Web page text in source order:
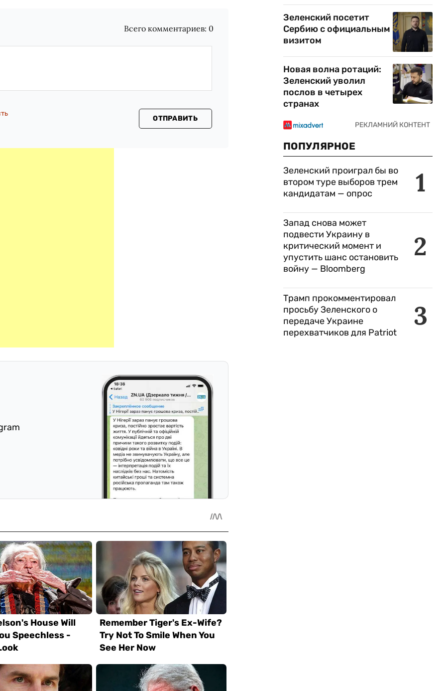
Всего комментариев: 0
ОТПРАВИТЬ
Зеленский посетит
Сербию с официальным
визитом
Новая волна ротаций:
Зеленский уволил
послов в четырех
странах
ПОПУЛЯРНОЕ
1
Зеленский проиграл бы во
втором туре выборов трем
кандидатам — опрос
2
Запад снова может
подвести Украину в
критический момент и
упустить шанс остановить
войну — Bloomberg
3
Трамп прокомментировал
просьбу Зеленского о
передаче Украине
перехватчиков для Patriot